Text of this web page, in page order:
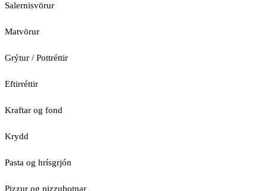
Salernisvörur
Matvörur
Grýtur / Pottréttir
Eftirréttir
Kraftar og fond
Krydd
Pasta og hrísgrjón
Pizzur og pizzubotnar